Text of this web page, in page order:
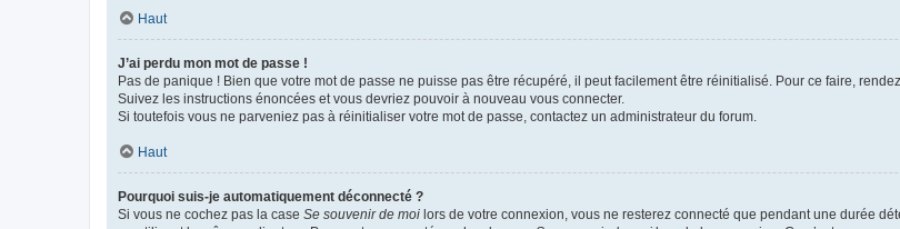
Haut
J’ai perdu mon mot de passe !
Pas de panique ! Bien que votre mot de passe ne puisse pas être récupéré, il peut facilement être réinitialisé. Pour ce faire,
Suivez les instructions énoncées et vous devriez pouvoir à nouveau vous connecter.
Si toutefois vous ne parveniez pas à réinitialiser votre mot de passe, contactez un administrateur du forum.
Haut
Pourquoi suis-je automatiquement déconnecté ?
Si vous ne cochez pas la case Se souvenir de moi lors de votre connexion, vous ne resterez connecté que pendant une durée